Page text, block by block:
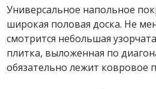
Универсальное напольное
широкая половая доска. Не
смотрится небольшая
плитка, выложенная по
обязательно лежит ковровое